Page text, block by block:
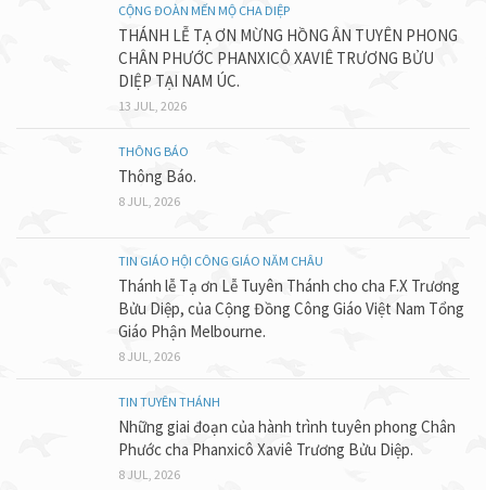
CỘNG ĐOÀN MẾN MỘ CHA DIỆP
THÁNH LỄ TẠ ƠN MỪNG HỒNG ÂN TUYÊN PHONG
CHÂN PHƯỚC PHANXICÔ XAVIÊ TRƯƠNG BỬU
DIỆP TẠI NAM ÚC.
13 JUL, 2026
THÔNG BÁO
Thông Báo.
8 JUL, 2026
TIN GIÁO HỘI CÔNG GIÁO NĂM CHÂU
Thánh lễ Tạ ơn Lễ Tuyên Thánh cho cha F.X Trương
Bửu Diệp, của Cộng Đồng Công Giáo Việt Nam Tổng
Giáo Phận Melbourne.
8 JUL, 2026
TIN TUYÊN THÁNH
Những giai đoạn của hành trình tuyên phong Chân
Phước cha Phanxicô Xaviê Trương Bửu Diệp.
8 JUL, 2026